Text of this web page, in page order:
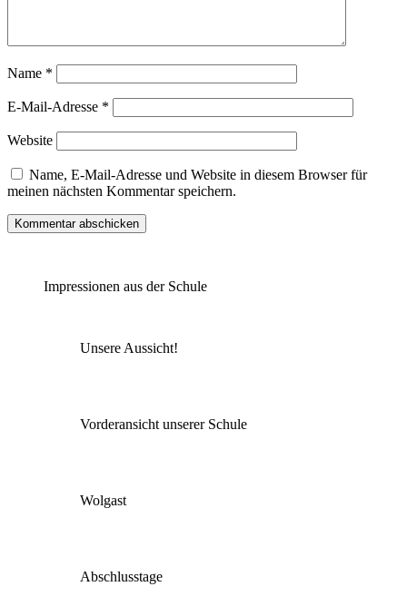
Name *
E-Mail-Adresse *
Website
Name, E-Mail-Adresse und Website in diesem Browser für
meinen nächsten Kommentar speichern.
Impressionen aus der Schule
Unsere Aussicht!
Vorderansicht unserer Schule
Wolgast
Abschlusstage